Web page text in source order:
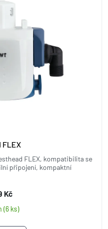
FLEX, kompatibilita se
připojení, kompaktní
Kč
(6 ks)